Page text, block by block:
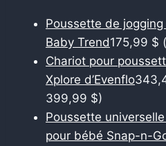
Poussette de
Baby Trend175,99 $
Chariot pour
Xplore d’Evenflo
399,99 $)
Poussette
pour bébé Snap-n-